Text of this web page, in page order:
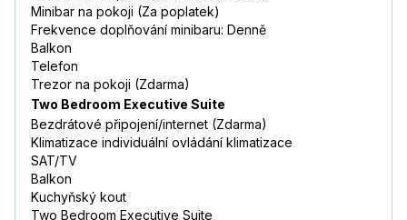
Minibar na pokoji (Za poplatek)
Frekvence doplňování minibaru: Denně
Balkon
Telefon
Trezor na pokoji (Zdarma)
Two Bedroom Executive Suite
Bezdrátové připojení/internet (Zdarma)
Klimatizace individuální ovládání klimatizace
SAT/TV
Balkon
Kuchyňský kout
Two Bedroom Executive Suite